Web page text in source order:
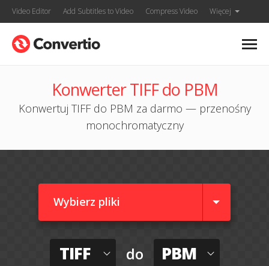
Video Editor Add Subtitles to Video Compress Video Więcej
Konwerter TIFF do PBM
Konwertuj TIFF do PBM za darmo — przenośny
monochromatyczny
Wybierz pliki
TIFF do PBM